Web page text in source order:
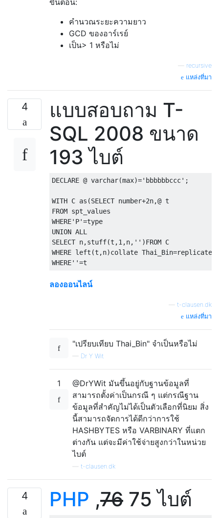
ขั้นตอน:
คำนวณระยะความยาว
GCD ของอาร์เรย์
เป็น> 1 หรือไม่
recursive
แหล่งที่มา
4
แบบสอบถาม T-
SQL 2008 ขนาด
193 ไบต์
DECLARE @ varchar(max)='bbbbbbccc' ;
WITH C as (SELECT number+2n,@
FROM
WHERE'P'=
UNION ALL
SELECT n,stuff(t ,1 ,n, '' )FROM
WHERE left (t ,n)collate Thai_Bin=replicate
WHERE''=t
ลองออนไลน์
t-clausen.dk
แหล่งที่มา
"เปรียบเทียบ Thai_Bin" จำเป็นหรือไม่
— Dr Y Wit
1
@DrYWit มันขึ้นอยู่กับฐานข้อมูลที่
สามารถตั้งค่าเป็นกรณี ๆ แต่กรณีฐาน
ข้อมูลที่สำคัญไม่ได้เป็นตัวเลือกที่นิยม สิ่ง
นี้สามารถจัดการได้ดีกว่าการใช้
HASHBYTES หรือ VARBINARY ที่แตก
ต่างกัน แต่จะมีค่าใช้จ่ายสูงกว่าในหน่วย
ไบต์
t-clausen.dk
4 PHP ,76 75 ไบต์